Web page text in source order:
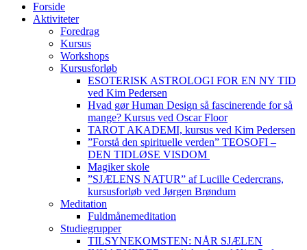
Forside
Aktiviteter
Foredrag
Kursus
Workshops
Kursusforløb
ESOTERISK ASTROLOGI FOR EN NY TID
ved Kim Pedersen
Hvad gør Human Design så fascinerende for så
mange? Kursus ved Oscar Floor
TAROT AKADEMI, kursus ved Kim Pedersen
”Forstå den spirituelle verden” TEOSOFI –
DEN TIDLØSE VISDOM
Magiker skole
”SJÆLENS NATUR” af Lucille Cedercrans,
kursusforløb ved Jørgen Brøndum
Meditation
Fuldmånemeditation
Studiegrupper
TILSYNEKOMSTEN: NÅR SJÆLEN